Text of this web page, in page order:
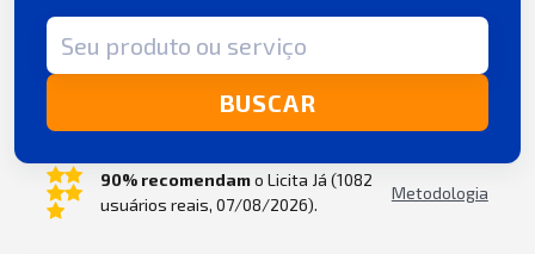
Termo de busca
BUSCAR
90% recomendamo Licita Já (1082
usuários reais, 07/08/2026).
Metodologia